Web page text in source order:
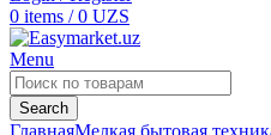
0 items / 0 UZS
Menu
Search